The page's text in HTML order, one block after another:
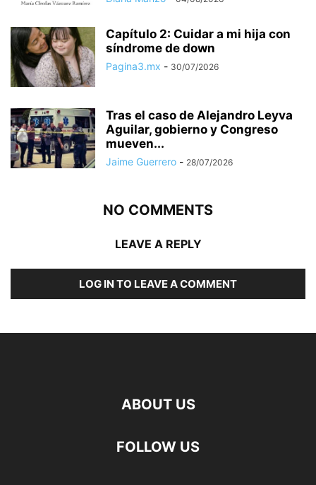
Capítulo 2: Cuidar a mi hija con
síndrome de down
Pagina3.mx - 30/07/2026
Tras el caso de Alejandro Leyva
Aguilar, gobierno y Congreso
mueven...
Jaime Guerrero - 28/07/2026
NO COMMENTS
LEAVE A REPLY
LOG IN TO LEAVE A COMMENT
ABOUT US
FOLLOW US